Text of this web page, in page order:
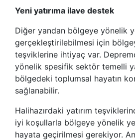
Yeni yatırıma ilave destek
Diğer yandan bölgeye yönelik
gerçekleştirilebilmesi için
teşviklerine ihtiyaç var.
yönelik spesifik sektör temelli
bölgedeki toplumsal hayatın
sağlanabilir.
Halihazırdaki yatırım
iyi koşullarla bölgeye yönelik
hayata geçirilmesi gerekiyor.